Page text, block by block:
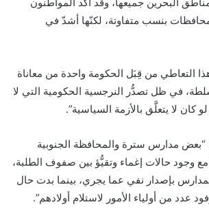
بنسب متفاوتة، لكنّها أشدّ في
التعاطي من قِبَل الحكومة واحدة من معاناة
في ظل تصدُّر النرجسية الحكومية التي لا
لا يتعلَّق بالأزمة السياسية”.
“بعض مدارس سترة والمحافظة الجنوبية
وجود حالات إغماء وتقيُّؤ بين صفوف الطلبة،
بإصدار نفي عما يجري، بينما بدت حال
عدد من أولياء الأمور لاستلام أولادهم”.